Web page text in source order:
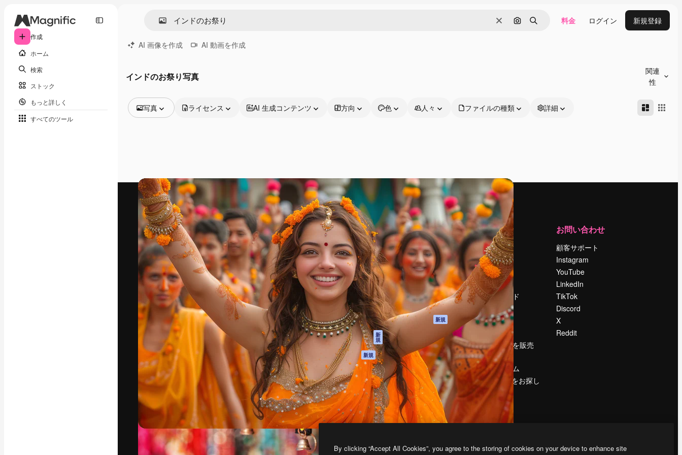
作成
ホーム
検索
ストック
もっと詳しく
すべてのツール
消去 画像で検索
検索 料金 ログイン 新規登録
AI 画像を作成 AI 動画を作成
インドのお祭り写真
関連
性
写真
動画
映像素材
モーショングラフィックス
動画テンプレート
アイコン
3D モデル
フォント
ライセンス AI 生成コンテンツ 方向 色 人々 ファイルの種類 詳細
最高のクリエイティブ制作を導くためのプラ
ットフォーム。クリエイター、企業、代理
店、スタジオを含む100万人以上が利用して
います。
日本語
製品
Spaces
AI アシスタント
AI 画像生成ツール
AI 動画生成ツール
AI 音声合成ツール
ストックコンテン
ツ
Claude/ChatGPT
向けMCP
新
規
エージェント 新規
API
モバイルアプリ
すべてのMagnificツ
ール
はじめに
Academy
ドキュメント
サポート
利用規約
プライバシーポリ
シー
オリジナル
新規
クッキーポリシー
トラストセンター
アフィリエイト
法人向け
運営
料金
会社概要
Reviews
採用情報
検索トレンド
ブログ
イベント
Slidesgo
コンテンツを販売
する
プレスルーム
magnific.aiをお探し
ですか？
お問い合わせ
顧客サポート
Instagram
YouTube
LinkedIn
TikTok
Discord
X
Reddit
Copyright © 2010- 2026Freepik Company S.L.U.無断複写・転載を禁じます
By clicking “Accept All Cookies”, you agree to the storing of cookies on your device to enhance site